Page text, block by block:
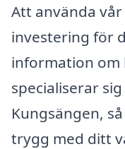
Att använda
investering för
information om
specialiserar
Kungsängen,
trygg med ditt